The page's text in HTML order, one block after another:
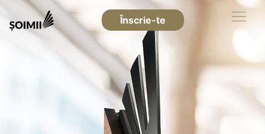
Înscrie-te